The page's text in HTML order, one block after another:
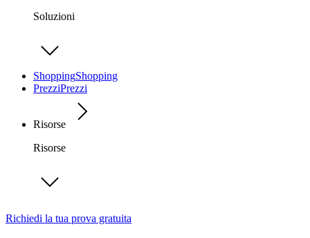
Soluzioni
ShoppingShopping
PrezziPrezzi
Risorse
Risorse
Richiedi la tua prova gratuita